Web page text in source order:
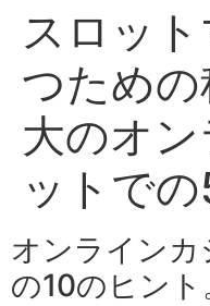
スロッ
つため
大のオ
ットで
オンラインカ
の10のヒント